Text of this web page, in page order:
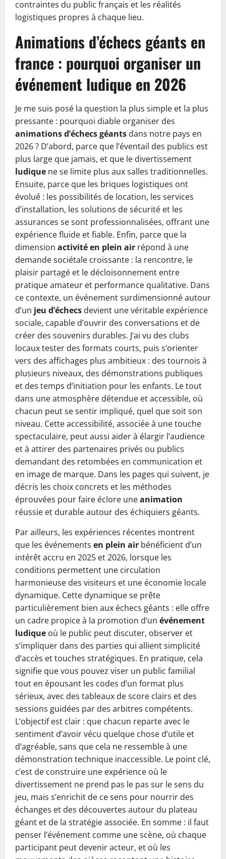
contraintes du public français et les réalités
logistiques propres à chaque lieu.
Animations d’échecs géants en
france : pourquoi organiser un
événement ludique en 2026
Je me suis posé la question la plus simple et la plus
pressante : pourquoi diable organiser des
animations d’échecs géants dans notre pays en
2026 ? D’abord, parce que l’éventail des publics est
plus large que jamais, et que le divertissement
ludique ne se limite plus aux salles traditionnelles.
Ensuite, parce que les briques logistiques ont
évolué : les possibilités de location, les services
d’installation, les solutions de sécurité et les
assurances se sont professionnalisées, offrant une
expérience fluide et fiable. Enfin, parce que la
dimension activité en plein air répond à une
demande sociétale croissante : la rencontre, le
plaisir partagé et le décloisonnement entre
pratique amateur et performance qualitative. Dans
ce contexte, un événement surdimensionné autour
d’un jeu d’échecs devient une véritable expérience
sociale, capable d’ouvrir des conversations et de
créer des souvenirs durables. J’ai vu des clubs
locaux tester des formats courts, puis s’orienter
vers des affichages plus ambitieux : des tournois à
plusieurs niveaux, des démonstrations publiques
et des temps d’initiation pour les enfants. Le tout
dans une atmosphère détendue et accessible, où
chacun peut se sentir impliqué, quel que soit son
niveau. Cette accessibilité, associée à une touche
spectaculaire, peut aussi aider à élargir l’audience
et à attirer des partenaires privés ou publics
demandant des retombées en communication et
en image de marque. Dans les pages qui suivent, je
décris les choix concrets et les méthodes
éprouvées pour faire éclore uneanimation
réussie et durable autour des échiquiers géants.
Par ailleurs, les expériences récentes montrent
que les événements en plein air bénéficient d’un
intérêt accru en 2025 et 2026, lorsque les
conditions permettent une circulation
harmonieuse des visiteurs et une économie locale
dynamique. Cette dynamique se prête
particulièrement bien aux échecs géants : elle offre
un cadre propice à la promotion d’un événement
ludique où le public peut discuter, observer et
s’impliquer dans des parties qui allient simplicité
d’accès et touches stratégiques. En pratique, cela
signifie que vous pouvez viser un public familial
tout en épousant les codes d’un format plus
sérieux, avec des tableaux de score clairs et des
sessions guidées par des arbitres compétents.
L’objectif est clair : que chacun reparte avec le
sentiment d’avoir vécu quelque chose d’utile et
d’agréable, sans que cela ne ressemble à une
démonstration technique inaccessible. Le point clé,
c’est de construire une expérience où le
divertissement ne prend pas le pas sur le sens du
jeu, mais s’enrichit de ce sens pour nourrir des
échanges et des découvertes autour du plateau
géant et de la stratégie associée. En somme : il faut
penser l’événement comme une scène, où chaque
participant peut devenir acteur, et où les